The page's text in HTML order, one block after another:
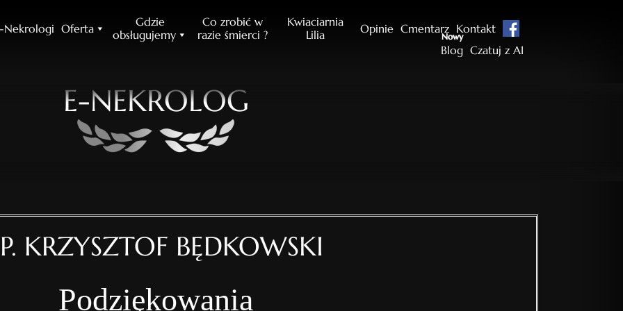
Nekrologi Oferta
Gdzie
obsługujemy
Co zrobić w
razie śmierci ?
Kwiaciarnia
Lilia
Opinie Cmentarz Kontakt
Blog
Nowy
Czatuj z AI
E-NEKROLOG
KRZYSZTOF BĘDKOWSKI
Podziękowania